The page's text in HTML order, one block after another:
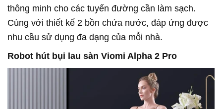
thông minh cho các tuyến đường cần làm sạch.
Cùng với thiết kế 2 bồn chứa nước, đáp ứng được
nhu cầu sử dụng đa dạng của mỗi nhà.
Robot hút bụi lau sàn Viomi Alpha 2 Pro